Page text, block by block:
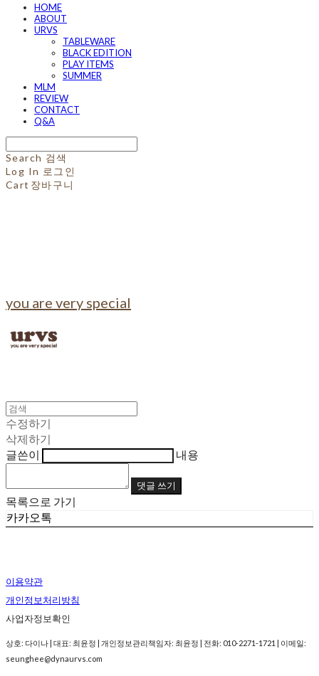
HOME
ABOUT
URVS
TABLEWARE
BLACK EDITION
PLAY ITEMS
SUMMER
MLM
REVIEW
CONTACT
Q&A
Search 검색
Log In 로그인
Cart 장바구니
you are very special
수정하기
삭제하기
글쓴이
내용
댓글 쓰기
목록으로 가기
카카오톡
이용약관
개인정보처리방침
사업자정보확인
상호: 다이나 | 대표: 최윤정 | 개인정보관리책임자: 최윤정 | 전화: 010-2271-1721 | 이메일:
seunghee@dynaurvs.com